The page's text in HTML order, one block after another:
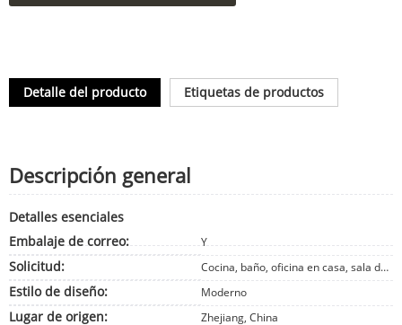
Detalle del producto Etiquetas de productos
Descripción general
Detalles esenciales
Embalaje de correo:
Y
Solicitud: Cocina, baño, oficina en casa, sala de estar, dormitorio, comedor, bebés y niños, exterior, hotel, apartamento, edificio de oficinas, hospital, escuela, centro comercial, recintos deportivos, instalaciones de ocio, supermercado, almacén, taller, parque, granja, patio , Almacenamiento y armario, Exterior, Bodega, Entrada, Vestíbulo, Home Bar, Escalera, Sótano, Garaje y cobertizo, Gimnasio, Lavandería, Otro, Cocina, Baño, Oficina en casa, Sala de estar, Dormitorio, Hotel
Estilo de diseño: Moderno
Lugar de origen: Zhejiang, China